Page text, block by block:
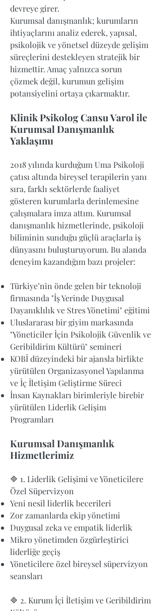
devreye girer.
Kurumsal danışmanlık; kurumların
ihtiyaçlarını analiz ederek, yapısal,
psikolojik ve yönetsel düzeyde gelişim
süreçlerini destekleyen stratejik bir
hizmettir. Amaç yalnızca sorun
çözmek değil, kurumun gelişim
potansiyelini ortaya çıkarmaktır.
Klinik Psikolog Cansu Varol ile
Kurumsal Danışmanlık
Yaklaşımı
2018 yılında kurduğum Uma Psikoloji
çatısı altında bireysel terapilerin yanı
sıra, farklı sektörlerde faaliyet
gösteren kurumlarla derinlemesine
çalışmalara imza attım. Kurumsal
danışmanlık hizmetlerinde, psikoloji
biliminin sunduğu güçlü araçlarla iş
dünyasını buluşturuyorum. Bu alanda
deneyim kazandığım bazı projeler:
Türkiye’nin önde gelen bir teknoloji
firmasında "İş Yerinde Duygusal
Dayanıklılık ve Stres Yönetimi" eğitimi
Uluslararası bir giyim markasında
"Yöneticiler İçin Psikolojik Güvenlik ve
Geribildirim Kültürü" semineri
KOBİ düzeyindeki bir ajansla birlikte
yürütülen Organizasyonel Yapılanma
ve İç İletişim Geliştirme Süreci
İnsan Kaynakları birimleriyle birebir
yürütülen Liderlik Gelişim
Programları
Kurumsal Danışmanlık
Hizmetlerimiz
🔷 1. Liderlik Gelişimi ve Yöneticilere
Özel Süpervizyon
Yeni nesil liderlik becerileri
Zor zamanlarda ekip yönetimi
Duygusal zeka ve empatik liderlik
Mikro yönetimden özgürleştirici
liderliğe geçiş
Yöneticilere özel bireysel süpervizyon
seansları
🔷 2. Kurum İçi İletişim ve Geribildirim